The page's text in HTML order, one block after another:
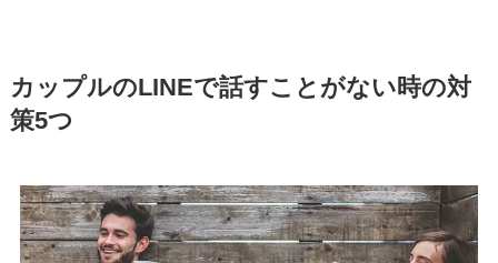
カップルのLINEで話すことがない時の対
策5つ